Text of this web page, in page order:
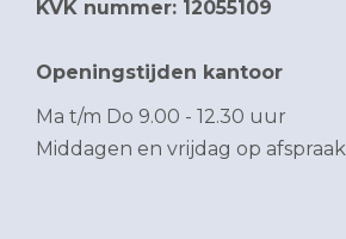
KVK nummer: 12055109
Openingstijden kantoor
Ma t/m Do 9.00 - 12.30 uur
Middagen en vrijdag op afspraak